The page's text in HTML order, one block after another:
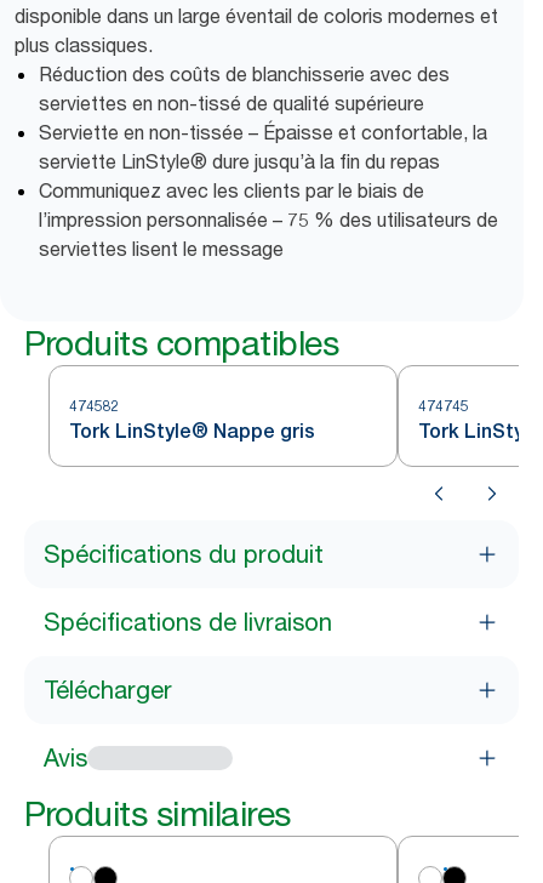
disponible dans un large éventail de coloris modernes et
plus classiques.
Réduction des coûts de blanchisserie avec des
serviettes en non-tissé de qualité supérieure
Serviette en non-tissée – Épaisse et confortable, la
serviette LinStyle® dure jusqu’à la fin du repas
Communiquez avec les clients par le biais de
l’impression personnalisée – 75 % des utilisateurs de
serviettes lisent le message
Produits compatibles
474582
Tork LinStyle® Nappe gris
474745
Tork
Spécifications du produit
Spécifications de livraison
Télécharger
Avis
Produits similaires